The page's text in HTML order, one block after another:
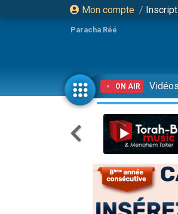
Mon compte /
Paracha Réé
ON AIR